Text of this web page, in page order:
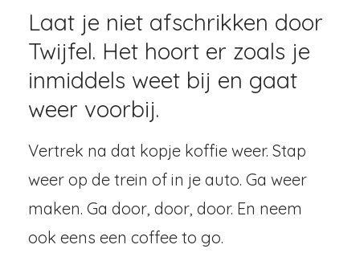
Laat je niet afschrikken door
Twijfel. Het hoort er zoals je
inmiddels weet bij en gaat
weer voorbij.
Vertrek na dat kopje koffie weer. Stap
weer op de trein of in je auto. Ga weer
maken. Ga door, door, door. En neem
ook eens een coffee to go.